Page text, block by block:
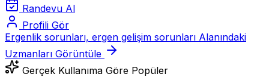
Randevu Al
Profili Gör
Ergenlik sorunları, ergen gelişim sorunları Alanındaki
Uzmanları Görüntüle
Gerçek Kullanıma Göre Popüler